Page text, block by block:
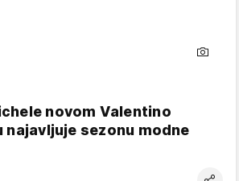
novom Valentino
najavljuje sezonu modne